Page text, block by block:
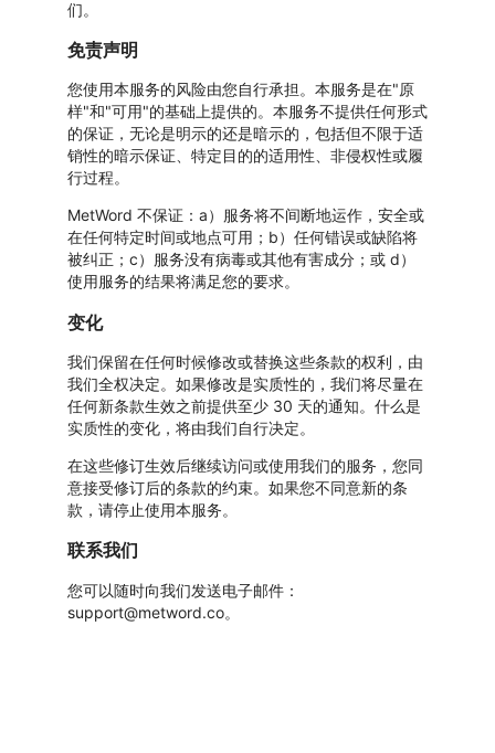
们。
免责声明
您使用本服务的风险由您自行承担。本服务是在"原
样"和"可用"的基础上提供的。本服务不提供任何形式
的保证，无论是明示的还是暗示的，包括但不限于适
销性的暗示保证、特定目的的适用性、非侵权性或履
行过程。
MetWord 不保证：a）服务将不间断地运作，安全或
在任何特定时间或地点可用；b）任何错误或缺陷将
被纠正；c）服务没有病毒或其他有害成分；或 d）
使用服务的结果将满足您的要求。
变化
我们保留在任何时候修改或替换这些条款的权利，由
我们全权决定。如果修改是实质性的，我们将尽量在
任何新条款生效之前提供至少 30 天的通知。什么是
实质性的变化，将由我们自行决定。
在这些修订生效后继续访问或使用我们的服务，您同
意接受修订后的条款的约束。如果您不同意新的条
款，请停止使用本服务。
联系我们
您可以随时向我们发送电子邮件：
support@metword.co。